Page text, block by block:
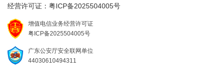
经营许可证： 粤ICP备2025504005号
增值电信业务经营许可证
粤ICP备2025504005号
广东公安厅安全联网单位
44030610494311